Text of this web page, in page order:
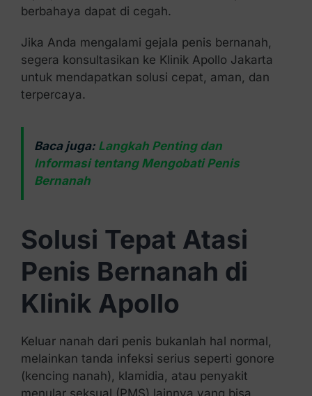
berbahaya dapat di cegah.
Jika Anda mengalami gejala penis bernanah,
segera konsultasikan ke Klinik Apollo Jakarta
untuk mendapatkan solusi cepat, aman, dan
terpercaya.
Baca juga: Langkah Penting dan
Informasi tentang Mengobati Penis
Bernanah
Solusi Tepat Atasi
Penis Bernanah di
Klinik Apollo
Keluar nanah dari penis bukanlah hal normal,
melainkan tanda infeksi serius seperti gonore
(kencing nanah), klamidia, atau penyakit
menular seksual (PMS) lainnya yang bisa